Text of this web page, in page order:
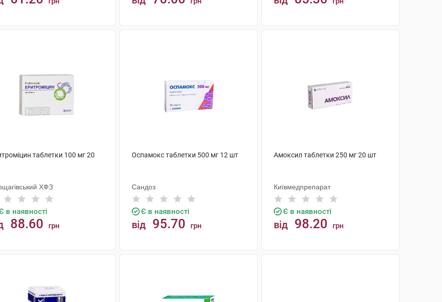
таблетки 100 мг 20
ХФЗ
в наявності
88.60 грн
Оспамокс таблетки 500 мг 12 шт
Сандоз
Є в наявності
від 95.70 грн
Амоксил таблетки 250 мг 20 шт
Київмедпрепарат
Є в наявності
від 98.20 грн